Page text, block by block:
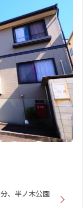
、半ノ木公園